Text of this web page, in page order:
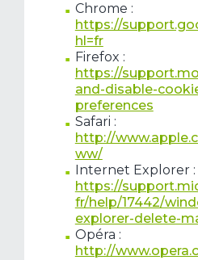
Chrome :
https://
hl=fr
Firefox :
https://
and-disable-
preferences
Safari :
http://
ww/
Internet Explorer :
https://
fr/help/17442/
explorer-delete-
Opéra :
http://